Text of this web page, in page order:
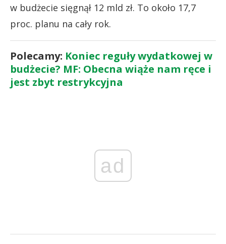
w budżecie sięgnął 12 mld zł. To około 17,7
proc. planu na cały rok.
Polecamy: Koniec reguły wydatkowej w
budżecie? MF: Obecna wiąże nam ręce i
jest zbyt restrykcyjna
ad